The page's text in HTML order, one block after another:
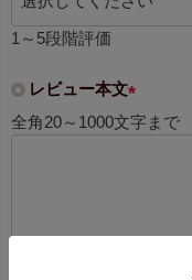
必
1～5段階評価
レビュー本文
(
全角20～1000文字まで